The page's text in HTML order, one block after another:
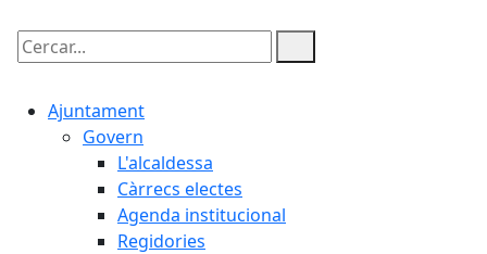
Cercar:
Ajuntament
Govern
L'alcaldessa
Càrrecs electes
Agenda institucional
Regidories